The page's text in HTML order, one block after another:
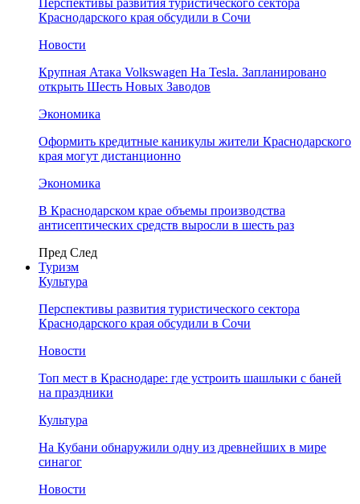
Краснодарского края обсудили в Сочи
Новости
Крупная Атака Volkswagen На Tesla. Запланировано
открыть Шесть Новых Заводов
Экономика
Оформить кредитные каникулы жители Краснодарского
края могут дистанционно
Экономика
В Краснодарском крае объемы производства
антисептических средств выросли в шесть раз
Пред След
Туризм
Культура
Перспективы развития туристического сектора
Краснодарского края обсудили в Сочи
Новости
Топ мест в Краснодаре: где устроить шашлыки с баней
на праздники
Культура
На Кубани обнаружили одну из древнейших в мире
синагог
Новости